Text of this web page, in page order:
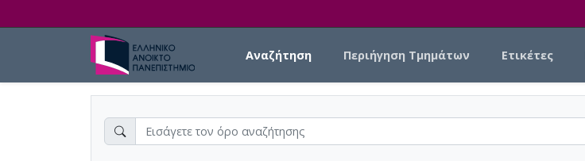
Αναζήτηση Περιήγηση Τμημάτων Ετικέτες